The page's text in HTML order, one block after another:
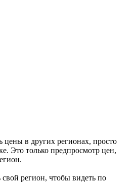
в других регионах, просто
Это только предпросмотр цен,
регион, чтобы видеть по